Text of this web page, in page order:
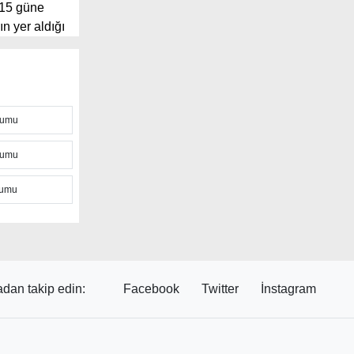
güne
yer aldığı
hava
koşulları
yaklaşan
takip edin: Facebook Twitter İnstagram